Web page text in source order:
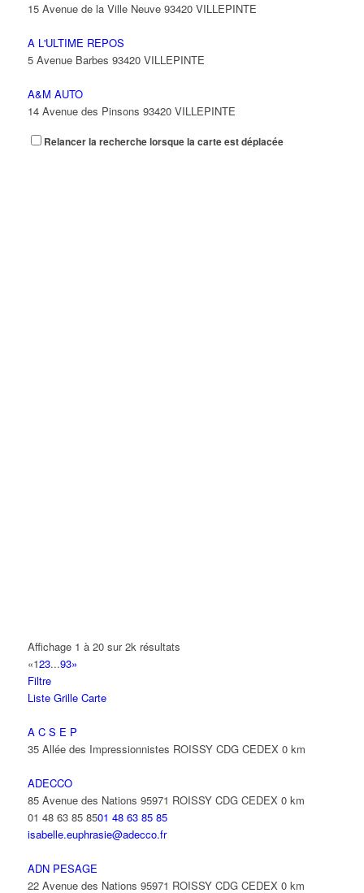
15 Avenue de la Ville Neuve 93420 VILLEPINTE
A L'ULTIME REPOS
5 Avenue Barbes 93420 VILLEPINTE
A&M AUTO
14 Avenue des Pinsons 93420 VILLEPINTE
A&N EXPORTS LTD
ABBAOUI TOUFIK
10 Allée Georges Gershwin 93420 VILLEPINTE
ABBES SARAH
Relancer la recherche lorsque la carte est déplacée
Affichage 1 à 20 sur 2k résultats
«123...93»
Filtre
Liste Grille Carte
A C S E P
35 Allée des Impressionnistes ROISSY CDG CEDEX 0 km
ADECCO
85 Avenue des Nations 95971 ROISSY CDG CEDEX 0 km
01 48 63 85 8501 48 63 85 85
isabelle.euphrasie@adecco.fr
ADN PESAGE
22 Avenue des Nations 95971 ROISSY CDG CEDEX 0 km